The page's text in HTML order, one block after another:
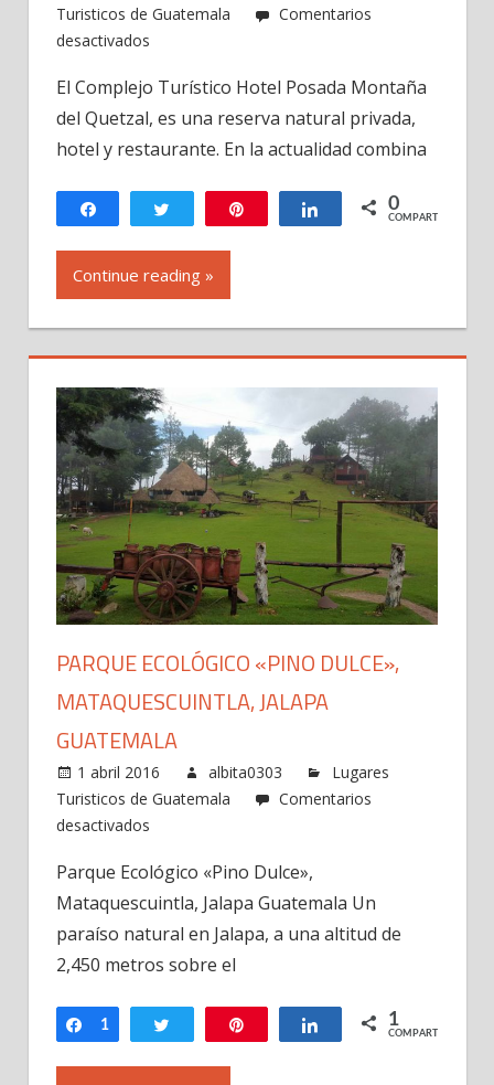
Turisticos de Guatemala
Comentarios
desactivados
Montaña
del
Quetzal,
Guatemala
El Complejo Turístico Hotel Posada Montaña
del Quetzal, es una reserva natural privada,
hotel y restaurante. En la actualidad combina
Compartir Twittear Compartir
0
COMPARTIR
Continue reading »
PARQUE ECOLÓGICO «PINO DULCE»,
MATAQUESCUINTLA, JALAPA
GUATEMALA
1 abril 2016 albita0303
Lugares
Turisticos de Guatemala
Comentarios
desactivados
Ecológico
«Pino
Dulce»,
Mataquescuintla,
Guatemala
Parque Ecológico «Pino Dulce»,
Mataquescuintla, Jalapa Guatemala Un
paraíso natural en Jalapa, a una altitud de
2,450 metros sobre el
Compartir
1 Twittear Compartir
1
COMPARTIR